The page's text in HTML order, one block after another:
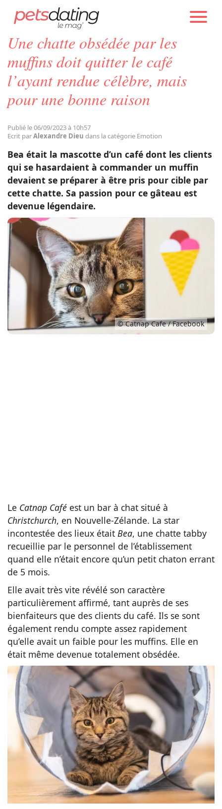
Chien
Chat
Tops
Sauvetages
Conso
PETS DATING ACTUALITÉS EMOTION
Une chatte obsédée par les
muffins doit quitter le café
l’ayant rendue célèbre, mais
pour une bonne raison
Publié le 06/09/2023 à 10h57
Ecrit parAlexandre Dieu dans la catégorie Emotion
Bea était la mascotte d’un café dont les clients
qui se hasardaient à commander un muffin
devaient se préparer à être pris pour cible par
cette chatte. Sa passion pour ce gâteau est
devenue légendaire.
© Catnap Cafe / Facebook
Le Catnap Café est un bar à chat situé à
Christchurch, en Nouvelle-Zélande. La star
incontestée des lieux était Bea, une chatte tabby
recueillie par le personnel de l’établissement
quand elle n’était encore qu’un petit chaton errant
de 5 mois.
Elle avait très vite révélé son caractère
particulièrement affirmé, tant auprès de ses
bienfaiteurs que des clients du café. Ils se sont
également rendu compte assez rapidement
qu’elle avait un faible pour les muffins. Elle en
était même devenue totalement obsédée.